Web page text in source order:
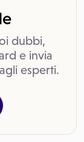
dubbi,
e invia
esperti.